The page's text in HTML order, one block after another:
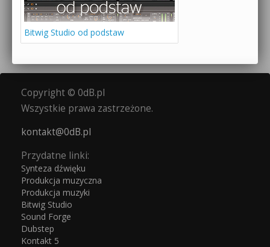
Bitwig Studio od podstaw
Copyright © 0dB.pl
Wszystkie prawa zastrzeżone.
kontakt@0dB.pl
Przydatne linki:
Synteza dźwięku
Produkcja muzyczna
Produkcja muzyki
Bitwig Studio
Sound Forge
Dubstep
Kontakt 5